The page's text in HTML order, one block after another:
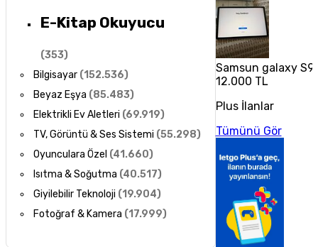
E-Kitap Okuyucu
(353)
Bilgisayar (152.536)
Beyaz Eşya (85.483)
Elektrikli Ev Aletleri (69.919)
TV, Görüntü & Ses Sistemi (55.298)
Oyunculara Özel (41.660)
Isıtma & Soğutma (40.517)
Giyilebilir Teknoloji (19.904)
Fotoğraf & Kamera (17.999)
Samsun galaxy S9
12.000 TL
Plus İlanlar
Tümünü Gör